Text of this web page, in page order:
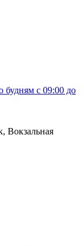
будням c 09:00 до
Вокзальная